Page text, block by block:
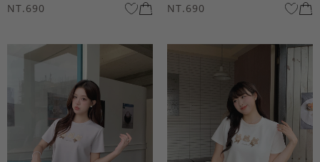
NT.690 NT.690